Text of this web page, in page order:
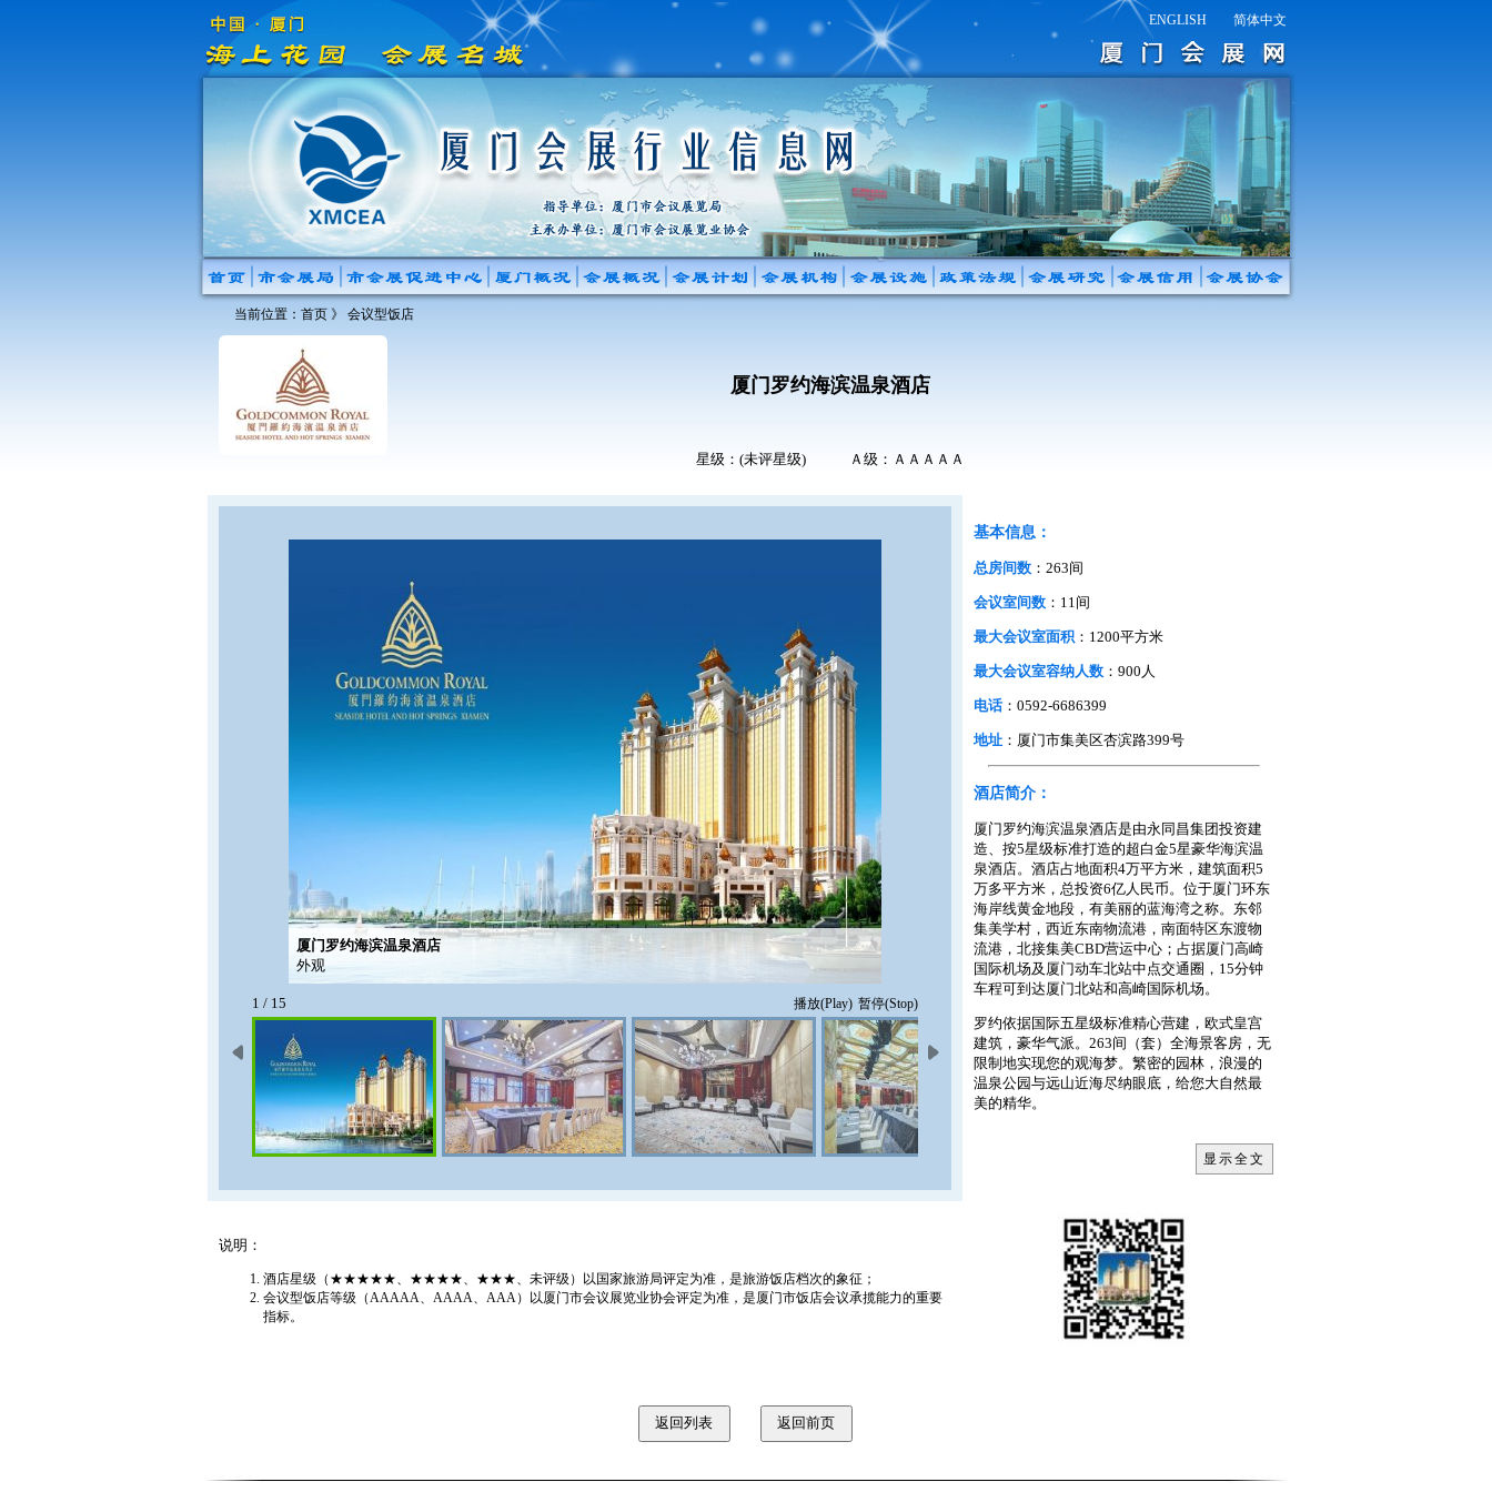
ENGLISH 简体中文
当前位置： 首页 》 会议型饭店
厦门罗约海滨温泉酒店
星级：(未评星级) Ａ级：ＡＡＡＡＡ
厦门罗约海滨温泉酒店
外观
1 / 15 播放(Play) 暂停(Stop)
基本信息：
总房间数 ：263间
会议室间数 ：11间
最大会议室面积 ：1200平方米
最大会议室容纳人数 ：900人
电话 ：0592-6686399
地址 ：厦门市集美区杏滨路399号
酒店简介：
厦门罗约海滨温泉酒店是由永同昌集团投资建
造、按5星级标准打造的超白金5星豪华海滨温
泉酒店。酒店占地面积4万平方米，建筑面积5
万多平方米，总投资6亿人民币。位于厦门环东
海岸线黄金地段，有美丽的蓝海湾之称。东邻
集美学村，西近东南物流港，南面特区东渡物
流港，北接集美CBD营运中心；占据厦门高崎
国际机场及厦门动车北站中点交通圈，15分钟
车程可到达厦门北站和高崎国际机场。
罗约依据国际五星级标准精心营建，欧式皇宫
建筑，豪华气派。263间（套）全海景客房，无
限制地实现您的观海梦。繁密的园林，浪漫的
温泉公园与远山近海尽纳眼底，给您大自然最
美的精华。
酒雪茄吧、咖啡厅等。奢华精致的用餐环境，
会厅——同昌厅；680平的宴会厅——罗约厅；
以及15间40-95平米不等的中小型会议室。满足
不同会议团队需求。1200平的同昌厅，最多可
容纳近1000人；680平的罗约厅最多可容纳350
人。配备有先进的灯光舞台投影音响设备，打
造最极致的商务体验。丰富的娱乐休闲场所：
显示全文
说明：
酒店星级（★★★★★、★★★★、★★★、未评级）以国家旅游局评定为准，是旅游饭店档次的象征；
会议型饭店等级（AAAAA、AAAA、AAA）以厦门市会议展览业协会评定为准，是厦门市饭店会议承揽能力的重要
指标。